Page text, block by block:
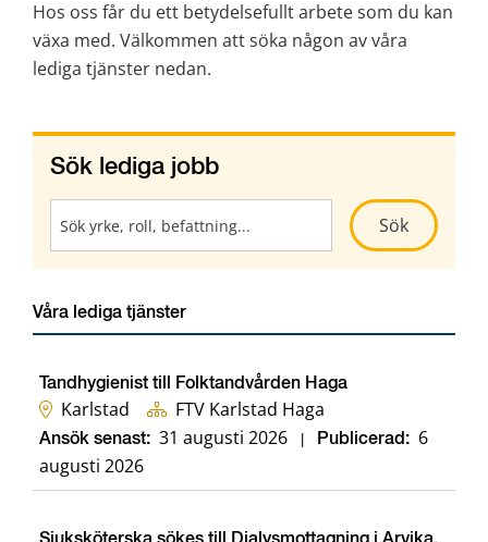
Hos oss får du ett betydelsefullt arbete som du kan
växa med. Välkommen att söka någon av våra
lediga tjänster nedan.
Sök lediga jobb
SökKör
Våra lediga tjänster
Tandhygienist till Folktandvården Haga
Karlstad FTV Karlstad Haga
Ansök senast: 31 augusti 2026 Publicerad: 6
augusti 2026